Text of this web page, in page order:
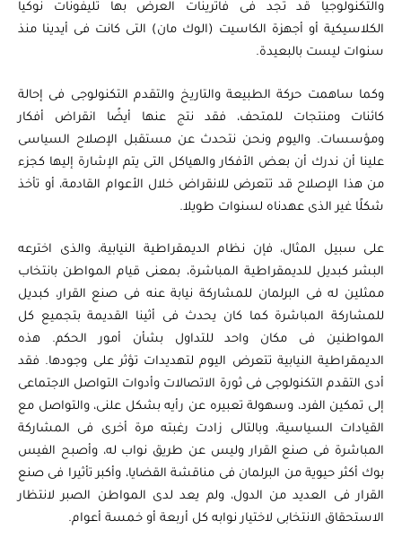
والتكنولوجيا قد تجد فى فاترينات العرض بها تليفونات نوكيا
الكلاسيكية أو أجهزة الكاسيت (الوك مان) التى كانت فى أيدينا منذ
سنوات ليست بالبعيدة.
وكما ساهمت حركة الطبيعة والتاريخ والتقدم التكنولوجى فى إحالة
كائنات ومنتجات للمتحف، فقد نتج عنها أيضًا انقراض أفكار
ومؤسسات. واليوم ونحن نتحدث عن مستقبل الإصلاح السياسى
علينا أن ندرك أن بعض الأفكار والهياكل التى يتم الإشارة إليها كجزء
من هذا الإصلاح قد تتعرض للانقراض خلال الأعوام القادمة، أو تأخذ
شكلًا غير الذى عهدناه لسنوات طويلا.
على سبيل المثال، فإن نظام الديمقراطية النيابية، والذى اخترعه
البشر كبديل للديمقراطية المباشرة، بمعنى قيام المواطن بانتخاب
ممثلين له فى البرلمان للمشاركة نيابة عنه فى صنع القرار، كبديل
للمشاركة المباشرة كما كان يحدث فى أثينا القديمة بتجميع كل
المواطنين فى مكان واحد للتداول بشأن أمور الحكم. هذه
الديمقراطية النيابية تتعرض اليوم لتهديدات تؤثر على وجودها. فقد
أدى التقدم التكنولوجى فى ثورة الاتصالات وأدوات التواصل الاجتماعى
إلى تمكين الفرد، وسهولة تعبيره عن رأيه بشكل علنى، والتواصل مع
القيادات السياسية، وبالتالى زادت رغبته مرة أخرى فى المشاركة
المباشرة فى صنع القرار وليس عن طريق نواب له، وأصبح الفيس
بوك أكثر حيوية من البرلمان فى مناقشة القضايا، وأكبر تأثيرا فى صنع
القرار فى العديد من الدول، ولم يعد لدى المواطن الصبر لانتظار
الاستحقاق الانتخابى لاختيار نوابه كل أربعة أو خمسة أعوام.